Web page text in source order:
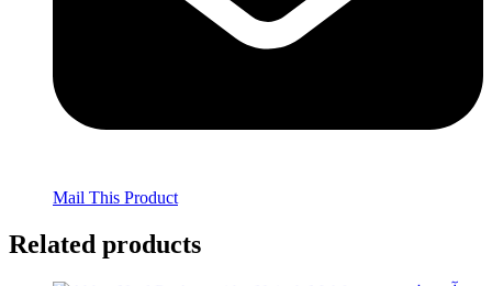
Mail This Product
Related products